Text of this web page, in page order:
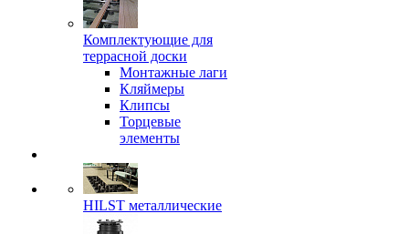
Комплектующие для
террасной доски
Монтажные лаги
Кляймеры
Клипсы
Торцевые
элементы
HILST металлические